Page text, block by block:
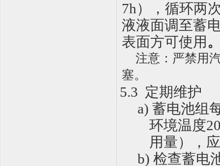
7h），循环两
液液面调至蓄
表面方可使用
注意：严禁用
塞。
5.3 定期维护
a) 蓄电池组
环境温度
用量），
b) 检查蓄电